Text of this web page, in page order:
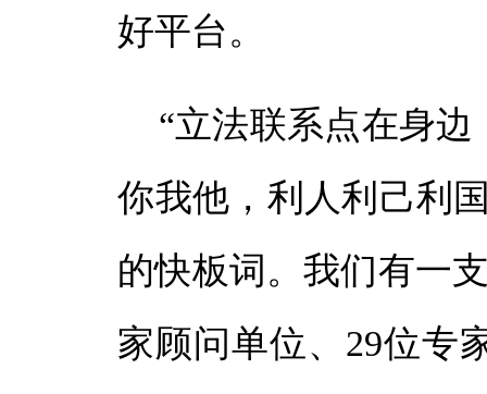
好平台。
“立法联系点在身
你我他，利人利己利
的快板词。我们有一
家顾问单位、29位专